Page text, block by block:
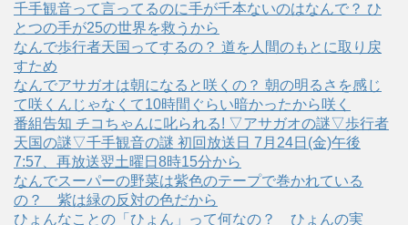
千手観音って言ってるのに手が千本ないのはなんで？ ひ
とつの手が25の世界を救うから
なんで歩行者天国ってするの？ 道を人間のもとに取り戻
すため
なんでアサガオは朝になると咲くの？ 朝の明るさを感じ
て咲くんじゃなくて10時間ぐらい暗かったから咲く
番組告知 チコちゃんに叱られる! ▽アサガオの謎▽歩行者
天国の謎▽千手観音の謎 初回放送日 7月24日(金)午後
7:57、再放送翌土曜日8時15分から
なんでスーパーの野菜は紫色のテープで巻かれている
の？ 紫は緑の反対の色だから
ひょんなことの「ひょん」って何なの？ ひょんの実